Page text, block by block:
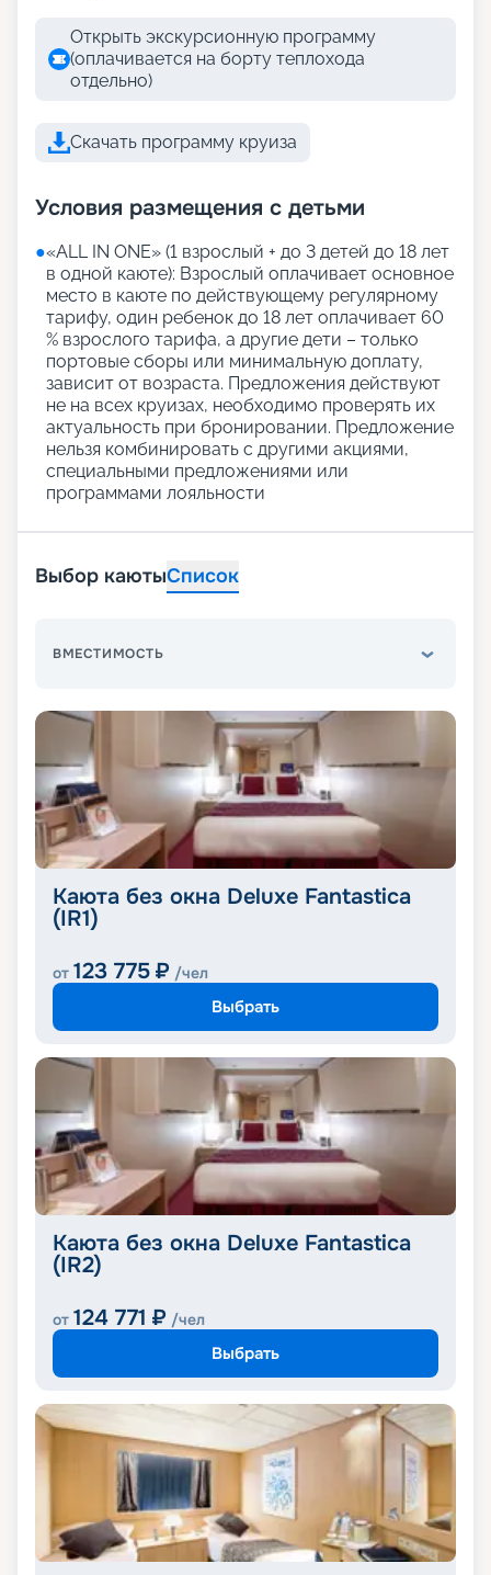
Открыть экскурсионную программу
(оплачивается на борту теплохода
отдельно)
Скачать программу круиза
Условия размещения с детьми
●«АLL IN ONE» (1 взрослый + до 3 детей до 18 лет
в одной каюте): Взрослый оплачивает основное
место в каюте по действующему регулярному
тарифу, один ребенок до 18 лет оплачивает 60
% взрослого тарифа, а другие дети – только
портовые сборы или минимальную доплату,
зависит от возраста. Предложения действуют
не на всех круизах, необходимо проверять их
актуальность при бронировании. Предложение
нельзя комбинировать с другими акциями,
специальными предложениями или
программами лояльности
Выбор каютыСписок
ВМЕСТИМОСТЬ
Каюта без окна Deluxe Fantastica
(IR1)
от 123 775 ₽ /чел
Выбрать
Каюта без окна Deluxe Fantastica
(IR2)
от 124 771 ₽ /чел
Выбрать